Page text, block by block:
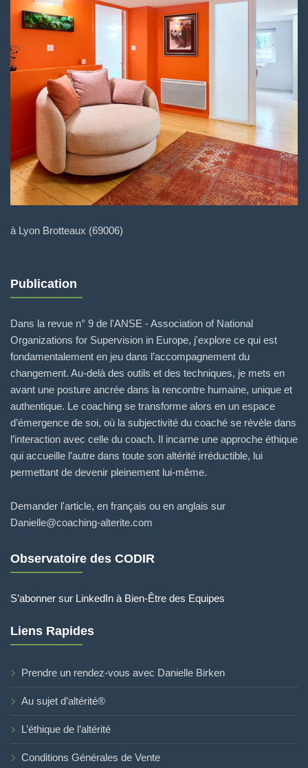
à Lyon Brotteaux (69006)
Publication
Dans la revue n° 9 de l'ANSE - Association of National
Organizations for Supervision in Europe, j'explore ce qui est
fondamentalement en jeu dans l’accompagnement du
changement. Au-delà des outils et des techniques, je mets en
avant une posture ancrée dans la rencontre humaine, unique et
authentique. Le coaching se transforme alors en un espace
d’émergence de soi, où la subjectivité du coaché se révèle dans
l’interaction avec celle du coach. Il incarne une approche éthique
qui accueille l’autre dans toute son altérité irréductible, lui
permettant de devenir pleinement lui-même.
Demander l'article, en français ou en anglais sur
Danielle@coaching-alterite.com
Observatoire des CODIR
S’abonner sur LinkedIn à Bien-Être des Equipes
Liens Rapides
Prendre un rendez-vous avec Danielle Birken
Au sujet d’altérité®
L’éthique de l’altérité
Conditions Générales de Vente